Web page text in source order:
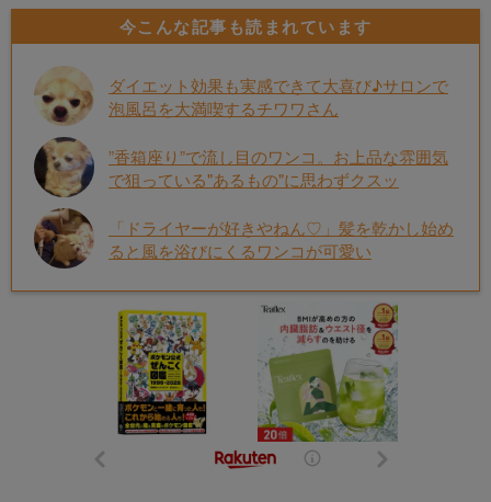
今こんな記事も読まれています
ダイエット効果も実感できて大喜び♪サロンで
泡風呂を大満喫するチワワさん
”香箱座り”で流し目のワンコ。お上品な雰囲気
で狙っている"あるもの"に思わずクスッ
「ドライヤーが好きやねん♡」髪を乾かし始め
ると風を浴びにくるワンコが可愛い